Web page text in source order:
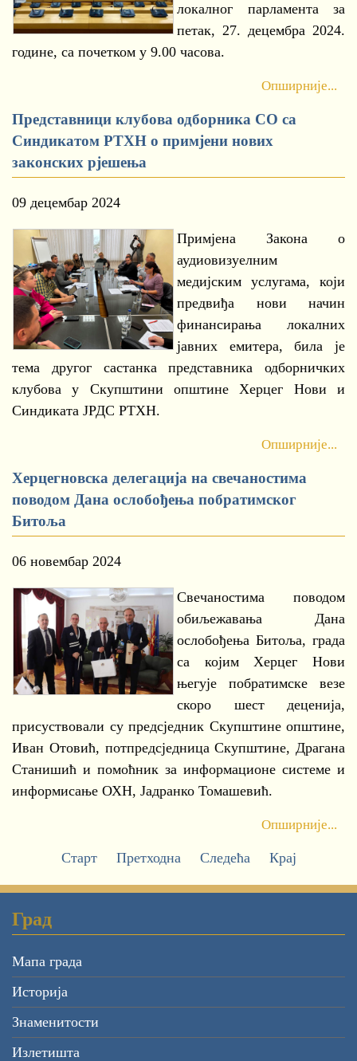
локалног парламента за
петак, 27. децембра 2024.
године, са почетком у 9.00 часова.
Опширније...
Представници клубова одборника СО са
Синдикатом РТХН о примјени нових
законских рјешења
09 децембар 2024
Примјена Закона о
аудиовизуелним
медијским услугама, који
предвиђа нови начин
финансирања локалних
јавних емитера, била је
тема другог састанка представника одборничких
клубова у Скупштини општине Херцег Нови и
Синдиката ЈРДС РТХН.
Опширније...
Херцегновска делегација на свечаностима
поводом Дана ослобођења побратимског
Битоља
06 новембар 2024
Свечаностима поводом
обиљежавања Дана
ослобођења Битоља, града
са којим Херцег Нови
његује побратимске везе
скоро шест деценија,
присуствовали су предсједник Скупштине општине,
Иван Отовић, потпредсједница Скупштине, Драгана
Станишић и помоћник за информационе системе и
информисање ОХН, Јадранко Томашевић.
Опширније...
Старт Претходна Следећа Крај
Град
Мапа града
Историја
Знаменитости
Излетишта